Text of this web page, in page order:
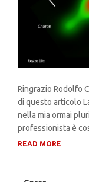
Ringrazio Rodolfo
di questo articolo
nella mia ormai
professionista è
READ MORE